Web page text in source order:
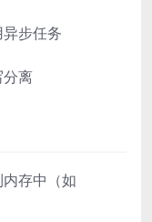
步任务
离
存中（如